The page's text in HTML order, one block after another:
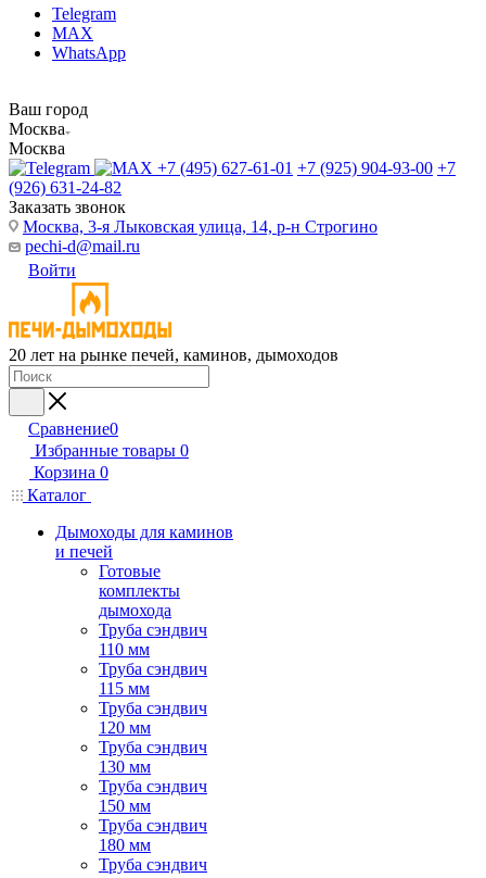
Telegram
MAX
WhatsApp
Ваш город
Москва
Москва
+7 (495) 627-61-01 +7 (925) 904-93-00 +7
(926) 631-24-82
Заказать звонок
Москва, 3-я Лыковская улица, 14, р-н Строгино
pechi-d@mail.ru
Войти
20 лет на рынке печей, каминов, дымоходов
Сравнение0
Избранные товары 0
Корзина 0
Каталог
Дымоходы для каминов
и печей
Готовые
комплекты
дымохода
Труба сэндвич
110 мм
Труба сэндвич
115 мм
Труба сэндвич
120 мм
Труба сэндвич
130 мм
Труба сэндвич
150 мм
Труба сэндвич
180 мм
Труба сэндвич